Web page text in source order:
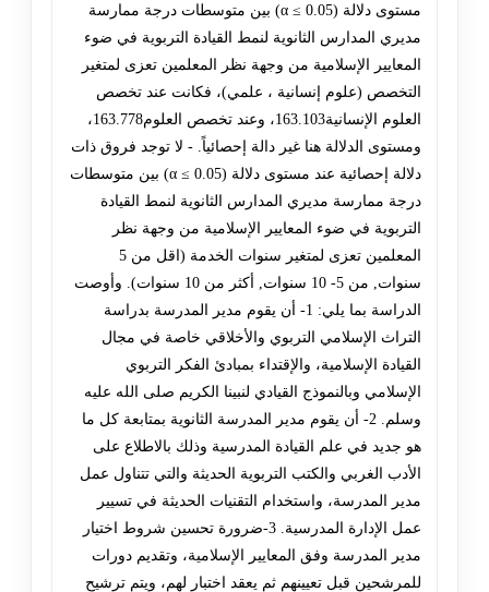
مستوى دلالة (α ≤ 0.05) بين متوسطات درجة ممارسة
مديري المدارس الثانوية لنمط القيادة التربوية في ضوء
المعايير الإسلامية من وجهة نظر المعلمين تعزى لمتغير
التخصص (علوم إنسانية ، علمي)، فكانت عند تخصص
العلوم الإنسانية163.103، وعند تخصص العلوم163.778،
ومستوى الدلالة هنا غير دالة إحصائياً. - لا توجد فروق ذات
دلالة إحصائية عند مستوى دلالة (α ≤ 0.05) بين متوسطات
درجة ممارسة مديري المدارس الثانوية لنمط القيادة
التربوية في ضوء المعايير الإسلامية من وجهة نظر
المعلمين تعزى لمتغير سنوات الخدمة (اقل من 5
سنوات, من 5- 10 سنوات, أكثر من 10 سنوات). وأوصت
الدراسة بما يلي: 1- أن يقوم مدير المدرسة بدراسة
التراث الإسلامي التربوي والأخلاقي خاصة في مجال
القيادة الإسلامية، والإقتداء بمبادئ الفكر التربوي
الإسلامي وبالنموذج القيادي لنبينا الكريم صلى الله عليه
وسلم. 2- أن يقوم مدير المدرسة الثانوية بمتابعة كل ما
هو جديد في علم القيادة المدرسية وذلك بالاطلاع على
الأدب الغربي والكتب التربوية الحديثة والتي تتناول عمل
مدير المدرسة، واستخدام التقنيات الحديثة في تسيير
عمل الإدارة المدرسية. 3-ضرورة تحسين شروط اختيار
مدير المدرسة وفق المعايير الإسلامية، وتقديم دورات
للمرشحين قبل تعيينهم ثم يعقد اختبار لهم، ويتم ترشيح